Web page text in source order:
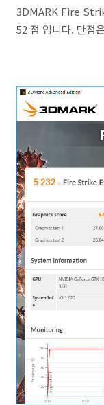
3DMARK Fire
52 점 입니다. 만점